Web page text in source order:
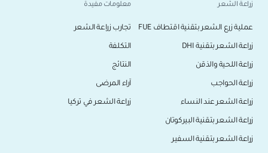
زراعة الشعر
عملية زرع الشعر بتقنية اقتطاف FUE
زراعة الشعر بتقنية DHI
زراعة اللحية والذقن
زراعة الحواجب
زراعة الشعر عند النساء
زراعة الشعر بتقنية البيركوتان
زراعة الشعر بتقنية السفير
معلومات مفيدة
تجارب زراعة الشعر
التكلفة
النتائج
آراء المرضى
زراعة الشعر في تركيا